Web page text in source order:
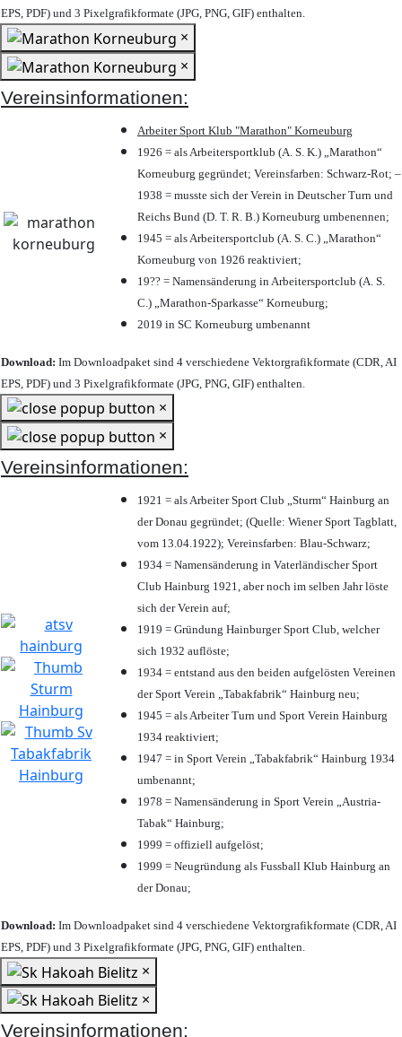
EPS, PDF) und 3 Pixelgrafikformate (JPG, PNG, GIF) enthalten.
×
×
Vereinsinformationen:
Arbeiter Sport Klub "Marathon" Korneuburg
1926 = als Arbeitersportklub (A. S. K.) „Marathon“
Korneuburg gegründet; Vereinsfarben: Schwarz-Rot; –
1938 = musste sich der Verein in Deutscher Turn und
Reichs Bund (D. T. R. B.) Korneuburg umbenennen;
1945 = als Arbeitersportclub (A. S. C.) „Marathon“
Korneuburg von 1926 reaktiviert;
19?? = Namensänderung in Arbeitersportclub (A. S.
C.) „Marathon-Sparkasse“ Korneuburg;
2019 in SC Korneuburg umbenannt
Download: Im Downloadpaket sind 4 verschiedene Vektorgrafikformate (CDR, AI
EPS, PDF) und 3 Pixelgrafikformate (JPG, PNG, GIF) enthalten.
×
×
Vereinsinformationen:
1921 = als Arbeiter Sport Club „Sturm“ Hainburg an
der Donau gegründet; (Quelle: Wiener Sport Tagblatt,
vom 13.04.1922); Vereinsfarben: Blau-Schwarz;
1934 = Namensänderung in Vaterländischer Sport
Club Hainburg 1921, aber noch im selben Jahr löste
sich der Verein auf;
1919 = Gründung Hainburger Sport Club, welcher
sich 1932 auflöste;
1934 = entstand aus den beiden aufgelösten Vereinen
der Sport Verein „Tabakfabrik“ Hainburg neu;
1945 = als Arbeiter Turn und Sport Verein Hainburg
1934 reaktiviert;
1947 = in Sport Verein „Tabakfabrik“ Hainburg 1934
umbenannt;
1978 = Namensänderung in Sport Verein „Austria-
Tabak“ Hainburg;
1999 = offiziell aufgelöst;
1999 = Neugründung als Fussball Klub Hainburg an
der Donau;
Download: Im Downloadpaket sind 4 verschiedene Vektorgrafikformate (CDR, AI
EPS, PDF) und 3 Pixelgrafikformate (JPG, PNG, GIF) enthalten.
×
×
Vereinsinformationen: